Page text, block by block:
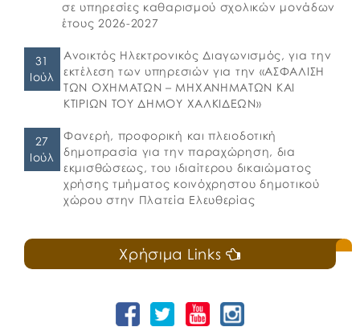
σε υπηρεσίες καθαρισμού σχολικών μονάδων
έτους 2026-2027
31
Ιούλ
Ανοικτός Ηλεκτρονικός Διαγωνισμός, για την
εκτέλεση των υπηρεσιών για την «ΑΣΦΑΛΙΣΗ
ΤΩΝ ΟΧΗΜΑΤΩΝ – ΜΗΧΑΝΗΜΑΤΩΝ ΚΑΙ
ΚΤΙΡΙΩΝ ΤΟΥ ΔΗΜΟΥ ΧΑΛΚΙΔΕΩΝ»
27
Ιούλ
Φανερή, προφορική και πλειοδοτική
δημοπρασία για την παραχώρηση, δια
εκμισθώσεως, του ιδιαίτερου δικαιώματος
χρήσης τμήματος κοινόχρηστου δημοτικού
χώρου στην Πλατεία Ελευθερίας
Χρήσιμα Links